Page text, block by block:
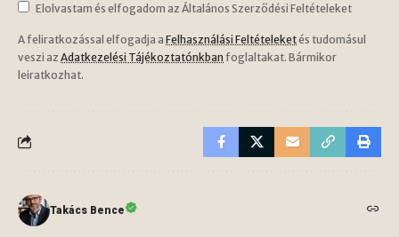
Elolvastam és elfogadom az Általános Szerződési Feltételeket
A feliratkozással elfogadja a Felhasználási Feltételeketés tudomásul
veszi az Adatkezelési Tájékoztatónkban foglaltakat. Bármikor
leiratkozhat.
Takács Bence